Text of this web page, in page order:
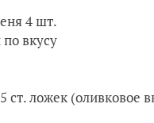
4 шт.
вкусу
ложек (оливковое